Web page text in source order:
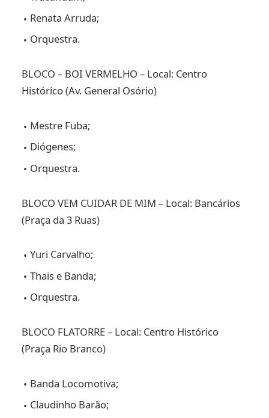
Renata Arruda;
Orquestra.
BLOCO – BOI VERMELHO – Local: Centro
Histórico (Av. General Osório)
Mestre Fuba;
Diógenes;
Orquestra.
BLOCO VEM CUIDAR DE MIM – Local: Bancários
(Praça da 3 Ruas)
Yuri Carvalho;
Thais e Banda;
Orquestra.
BLOCO FLATORRE – Local: Centro Histórico
(Praça Rio Branco)
Banda Locomotiva;
Claudinho Barão;